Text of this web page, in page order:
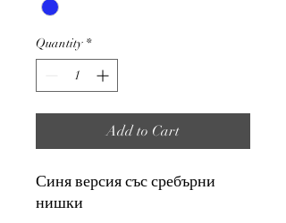
Square
Quantity *
Add to Cart
Синя версия със сребърни
нишки